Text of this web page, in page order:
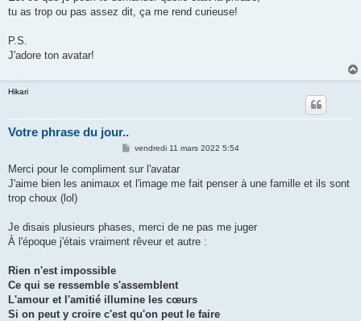
tu as trop ou pas assez dit, ça me rend curieuse!
P.S.
J'adore ton avatar!
Hikari
Votre phrase du jour..
M
s
a
vendredi 11 mars 2022 5:54
Merci pour le compliment sur l'avatar
J'aime bien les animaux et l'image me fait penser à une famille et ils sont
trop choux (lol)
Je disais plusieurs phases, merci de ne pas me juger
À l'époque j'étais vraiment rêveur et autre :
Rien n'est impossible
Ce qui se ressemble s'assemblent
L'amour et l'amitié illumine les cœurs
Si on peut y croire c'est qu'on peut le faire